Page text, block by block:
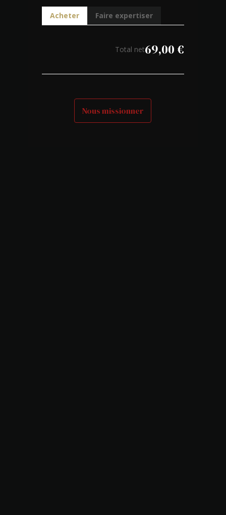
Acheter Faire expertiser
Total net69,00€
Nous missionner